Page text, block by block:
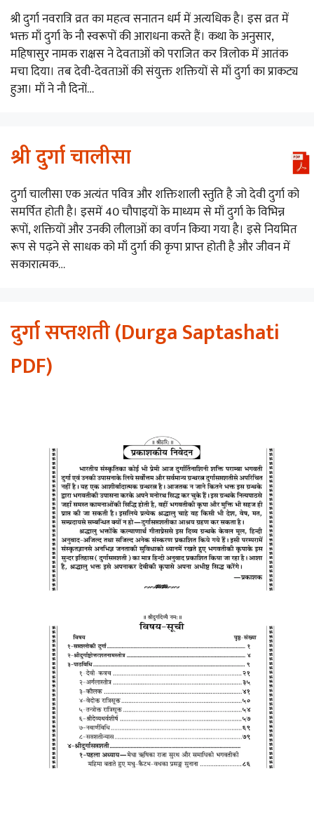
श्री दुर्गा नवरात्रि व्रत का महत्व सनातन धर्म में अत्यधिक है। इस व्रत में
भक्त माँ दुर्गा के नौ स्वरूपों की आराधना करते हैं। कथा के अनुसार,
महिषासुर नामक राक्षस ने देवताओं को पराजित कर त्रिलोक में आतंक
मचा दिया। तब देवी-देवताओं की संयुक्त शक्तियों से माँ दुर्गा का प्राकट्य
हुआ। माँ ने नौ दिनों…
श्री दुर्गा चालीसा
दुर्गा चालीसा एक अत्यंत पवित्र और शक्तिशाली स्तुति है जो देवी दुर्गा को
समर्पित होती है। इसमें 40 चौपाइयों के माध्यम से माँ दुर्गा के विभिन्न
रूपों, शक्तियों और उनकी लीलाओं का वर्णन किया गया है। इसे नियमित
रूप से पढ़ने से साधक को माँ दुर्गा की कृपा प्राप्त होती है और जीवन में
सकारात्मक…
दुर्गा सप्तशती (Durga Saptashati
PDF)